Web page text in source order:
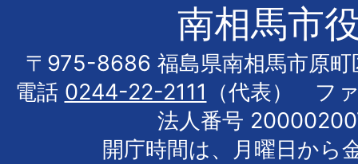
南相馬市
〒975-8686 福島県南相馬市原町
電話 0244-22-2111
（代表） フ
法人番号
開庁時間は、月曜日から